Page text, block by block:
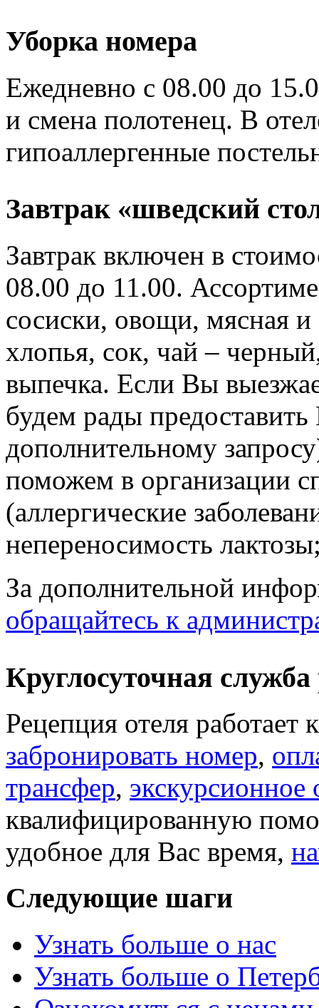
Уборка номера
Ежедневно с 08.00 до
и смена полотенец. В
гипоаллергенные
Завтрак «шведский
Завтрак включен в
08.00 до 11.00.
сосиски, овощи, мясная
хлопья, сок, чай –
выпечка. Если Вы
будем рады
дополнительному
поможем в организации
(аллергические
непереносимость
За дополнительной
обращайтесь к
Круглосуточная
Рецепция отеля
забронировать номер,
трансфер, экскурсионное
квалифицированную
удобное для Вас время,
Следующие шаги
Узнать больше о нас
Узнать больше о